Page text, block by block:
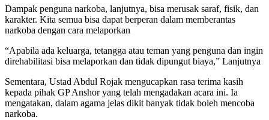
Dampak penguna narkoba, lanjutnya, bisa merusak saraf, fisik, dan
karakter. Kita semua bisa dapat berperan dalam memberantas
narkoba dengan cara melaporkan
“Apabila ada keluarga, tetangga atau teman yang penguna dan ingin
direhabilitasi bisa melaporkan dan tidak dipungut biaya,” Lanjutnya
Sementara, Ustad Abdul Rojak mengucapkan rasa terima kasih
kepada pihak GP Anshor yang telah mengadakan acara ini. Ia
mengatakan, dalam agama jelas dikit banyak tidak boleh mencoba
narkoba.